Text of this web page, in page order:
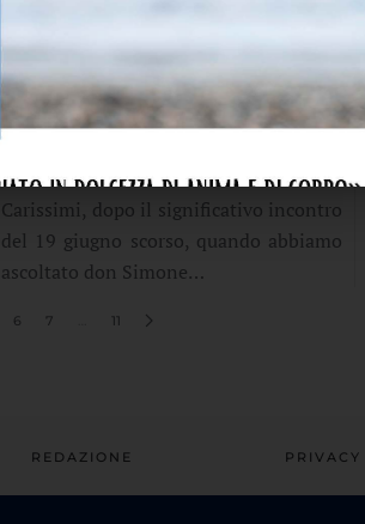
SPERANZA PER LA VITA E
L’EDIFICAZIONE DELLA
COMUNITÀ. SECONDA FASE
DEL CONVEGNO ECCLESIALE
Carissimi, dopo il significativo incontro
del 19 giugno scorso, quando abbiamo
ascoltato don Simone…
6 7 11
REDAZIONE PRIVACY